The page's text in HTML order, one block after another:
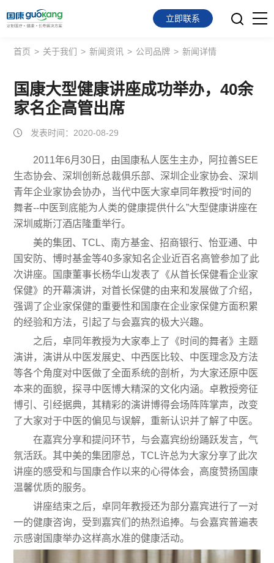
首页
面向会员
面向企业
关于我们
立即联系
首页 > 关于我们 > 新闻资讯 > 公司品牌 > 新闻详情
国康大型健康讲座成功举办，40余
家名企高管出席
发表时间：2020-08-29
2011年6月30日，由国康私人医生主办，阿拉善SEE
生态协会、深圳创新总裁俱乐部、深圳企业家协会、深圳
青年企业家协会协办，当代中医大家卓同年教授“时间的
舞者--中医到底能为人类的健康提供什么”大型健康讲座在
深圳威斯汀酒店隆重举行。
美的集团、TCL、南方基金、招商银行、怡亚通、中
国安防、博时基金等40多家知名企业近百名高管参加了此
次讲座。国康董事长杨华山发表了《从首长保健看企业家
保健》的开幕演讲，对首长保健的由来和发展做了介绍，
强调了企业家保健的重要性和国康在企业家保健方面积累
的经验和方法，引起了与会嘉宾的极大兴趣。
之后，卓同年教授为大家奉上了《时间的舞者》主题
演讲，演讲从中医发展史、中西医比较、中医理念及方法
等各个角度对中医做了全面系统的剖析，为大家还原中医
本来的面貌，探寻中医博大精深的文化内涵。卓教授旁征
博引、引经据典，其精彩的演讲博得会场阵阵掌声，改变
了大家对于中医的偏见与误解，重新认识并了解了中医。
在嘉宾分享和提问环节，与会嘉宾纷纷踊跃发言，气
氛活跃。其中美的集团廖总，TCL许总为大家分享了此次
讲座的感受和与国康合作以来的心得体会，高度赞扬国康
温馨优质的服务。
讲座结束之后，卓同年教授还为部分嘉宾进行了一对
一的健康咨询，受到嘉宾们的热烈追捧。与会嘉宾普遍表
示感谢国康举办这样高水准的健康活动。